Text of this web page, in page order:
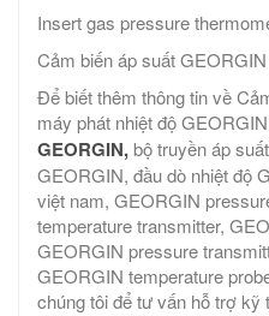
Insert gas pressure
Cảm biến áp suất
Để biết thêm thông tin về
máy phát nhiệt độ
GEORGIN,bộ truyền áp
GEORGIN, đầu dò nhiệt độ
việt nam, GEORGIN
temperature transmitter,
GEORGIN pressure
GEORGIN temperature
chúng tôi để tư vấn hỗ trợ kỹ